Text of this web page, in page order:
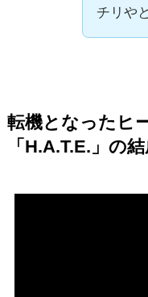
チリや
転機となったヒ
「H.A.T.E.」の